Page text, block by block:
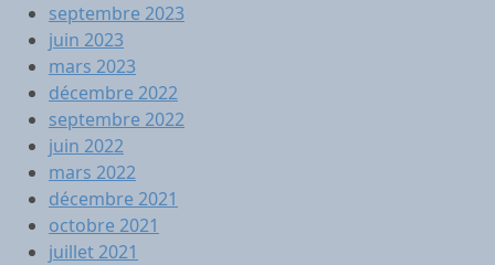
septembre 2023
juin 2023
mars 2023
décembre 2022
septembre 2022
juin 2022
mars 2022
décembre 2021
octobre 2021
juillet 2021